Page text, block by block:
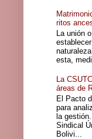
ritos
La unión
esta,
La
áreas de
El Pacto
para
la
Sindical
Bolivi...